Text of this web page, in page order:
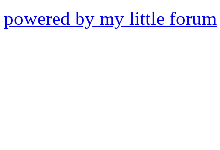
powered by my little forum